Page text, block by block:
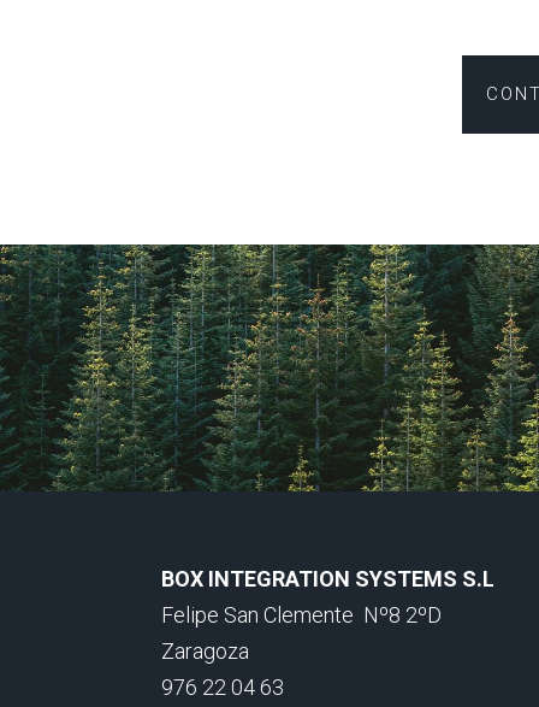
BOX INTEGRATION SYSTEMS S.L
Felipe San Clemente Nº8 2ºD
Zaragoza
976 22 04 63